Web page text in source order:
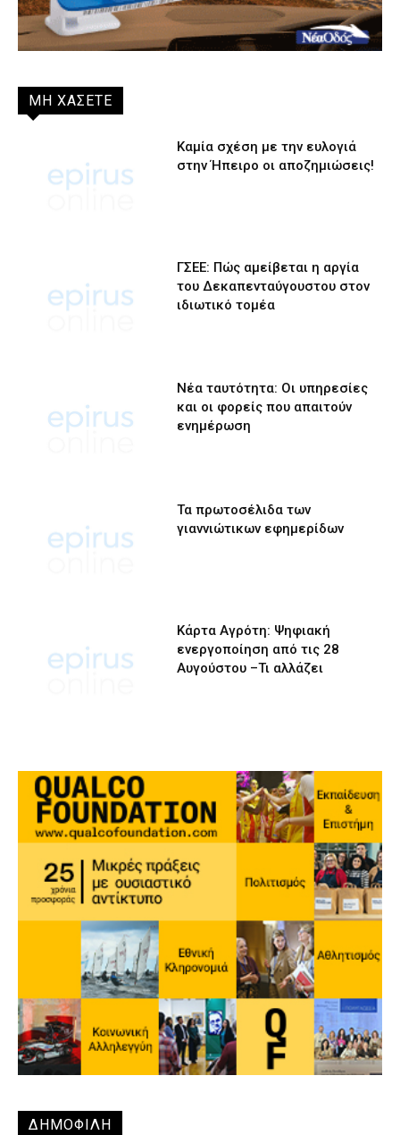
ΜΗ ΧΑΣΕΤΕ
Καμία σχέση με την ευλογιά
στην Ήπειρο οι αποζημιώσεις!
ΓΣΕΕ: Πώς αμείβεται η αργία
του Δεκαπενταύγουστου στον
ιδιωτικό τομέα
Νέα ταυτότητα: Οι υπηρεσίες
και οι φορείς που απαιτούν
ενημέρωση
Τα πρωτοσέλιδα των
γιαννιώτικων εφημερίδων
Κάρτα Αγρότη: Ψηφιακή
ενεργοποίηση από τις 28
Αυγούστου –Τι αλλάζει
ΔΗΜΟΦΙΛΗ